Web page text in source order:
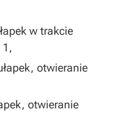
w trakcie
otwieranie
otwieranie